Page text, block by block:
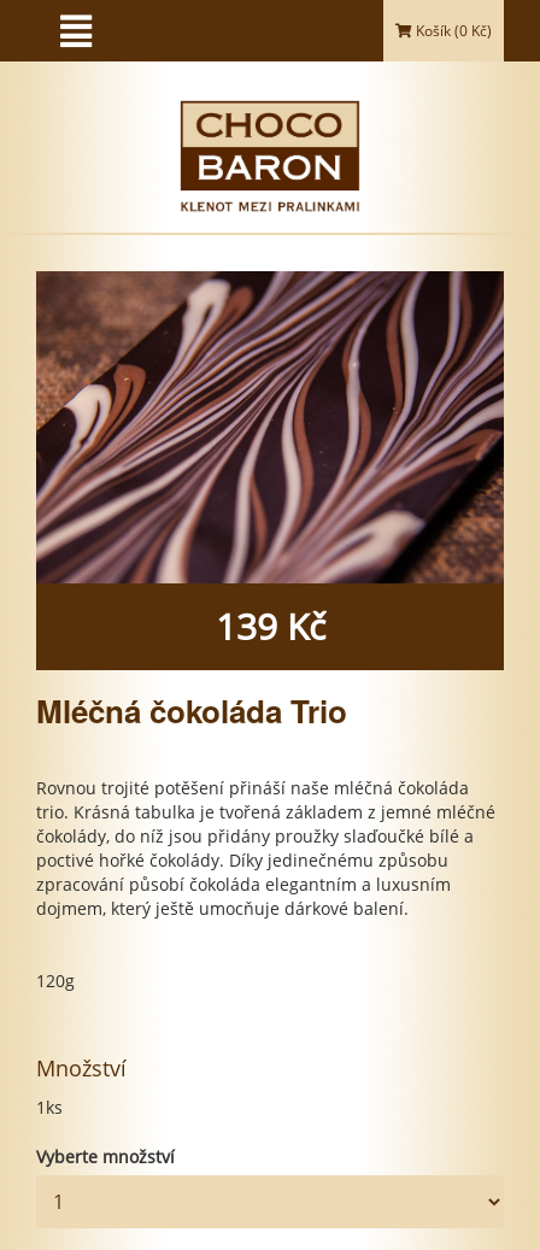
Košík (0 Kč)
139 Kč
Mléčná čokoláda Trio
Rovnou trojité potěšení přináší naše mléčná čokoláda
trio. Krásná tabulka je tvořená základem z jemné mléčné
čokolády, do níž jsou přidány proužky slaďoučké bílé a
poctivé hořké čokolády. Díky jedinečnému způsobu
zpracování působí čokoláda elegantním a luxusním
dojmem, který ještě umocňuje dárkové balení.
120g
Množství
1ks
Vyberte množství